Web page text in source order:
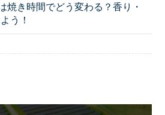
焼き時間でどう変わる？香り・
う！